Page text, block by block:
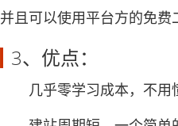
并且可以使用平台方的免费
3、优点：
几乎零学习成本，不用懂